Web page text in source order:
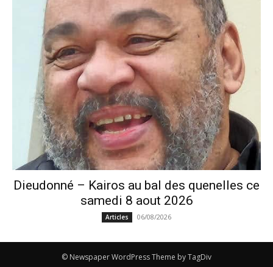
Dieudonné – Kairos au bal des quenelles ce
samedi 8 aout 2026
Articles 06/08/2026
© Newspaper WordPress Theme by TagDiv